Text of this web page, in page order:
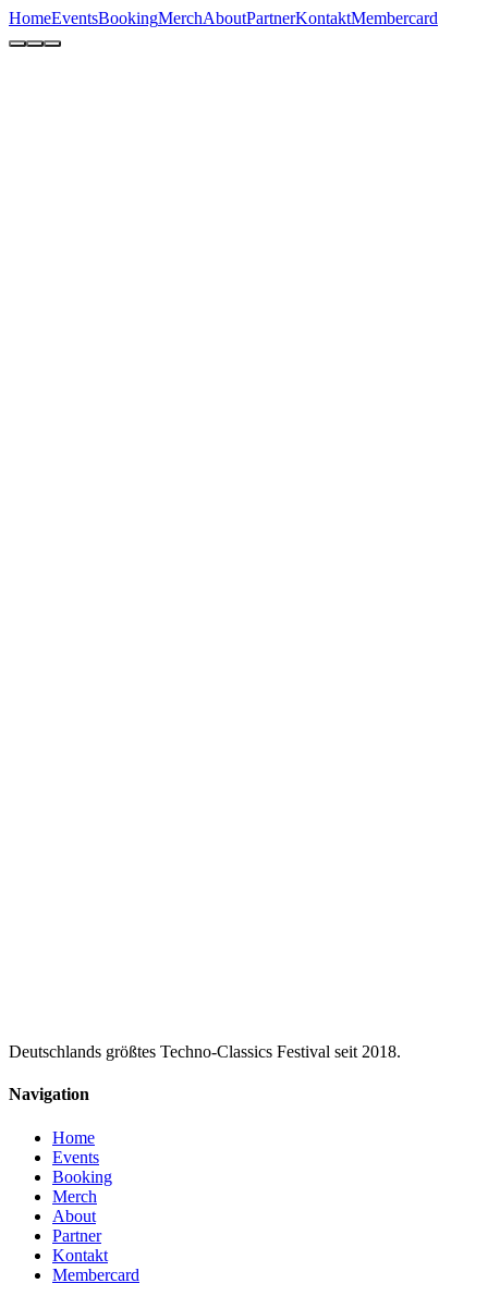
HomeEventsBookingMerchAboutPartnerKontaktMembercard
Deutschlands größtes Techno-Classics Festival seit 2018.
Navigation
Home
Events
Booking
Merch
About
Partner
Kontakt
Membercard